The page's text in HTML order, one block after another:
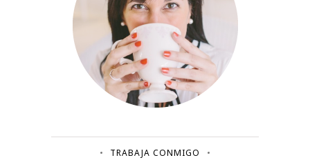
TRABAJA CONMIGO